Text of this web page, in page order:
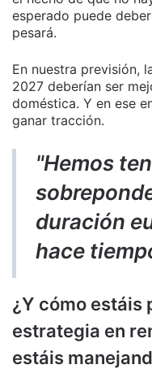
esperado puede
pesará.
En nuestra previsión,
2027 deberían ser
doméstica. Y en ese
ganar tracción.
"Hemos
duración
hace
¿Y cómo estáis
estrategia en
estáis